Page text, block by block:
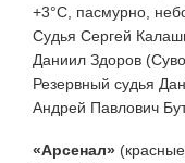
+3°С, пасмурно,
Судья Сергей
Даниил Здоров
Резервный судья
Андрей Павлович
«Арсенал»